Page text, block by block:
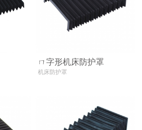
ㄇ字形机床防护罩
机床防护罩